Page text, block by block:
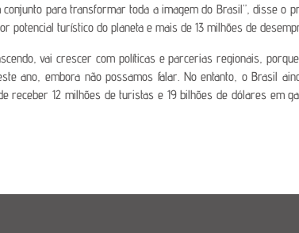
para transformar toda a imagem do Brasil”, disse o
turístico do planeta e mais de 13 milhões de
vai crescer com políticas e parcerias regionais,
ano, embora não possamos falar. No entanto, o Brasil
12 milhões de turistas e 19 bilhões de dólares em